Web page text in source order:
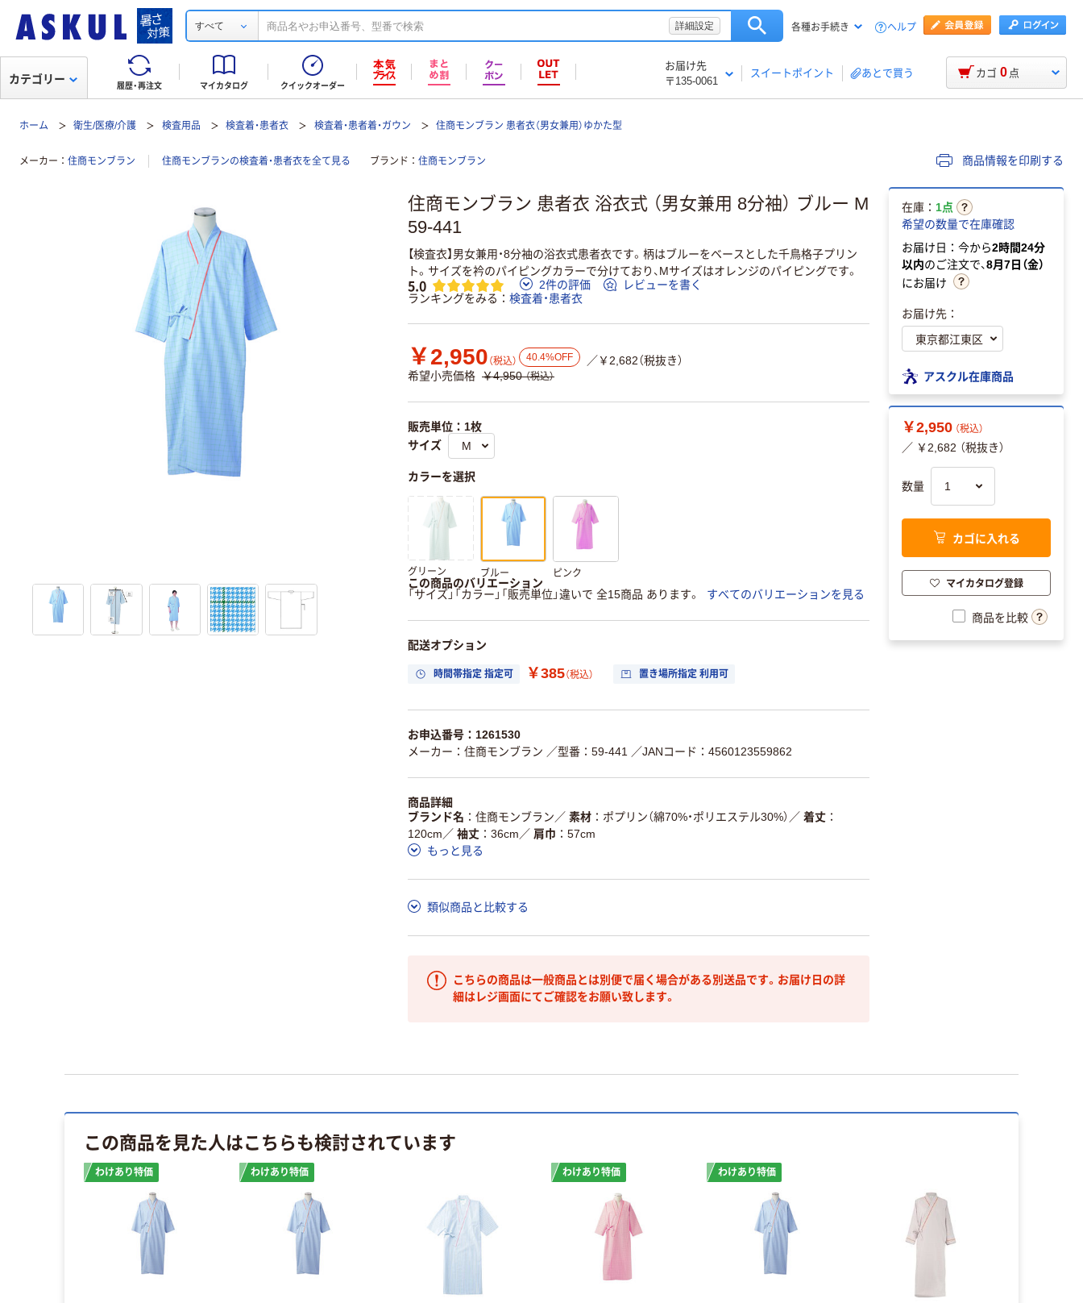
すべて 詳細設定 各種お手続き ヘルプ
履歴・再注文 マイカタログ クイックオーダー
お届け先
〒135-0061
スイートポイント あとで買う
カテゴリー カゴ 0 点
ホーム 衛生/医療/介護 検査用品 検査着・患者衣 検査着・患者着・ガウン 住商モンブラン 患者衣（男女兼用）ゆかた型
メーカー 住商モンブラン 住商モンブランの検査着・患者衣を全て見る ブランド 住商モンブラン 商品情報を印刷する
住商モンブラン 患者衣 浴衣式 （男女兼用 8分袖） ブルー M
59-441
【検査衣】男女兼用・8分袖の浴衣式患者衣です。柄はブルーをベースとした千鳥格子プリン
ト。サイズを衿のパイピングカラーで分けており、Mサイズはオレンジのパイピングです。
5.0 2件の評価
レビューを書く
ランキングをみる
検査着・患者衣
￥2,950 （税込） 40.4%OFF
／￥2,682（税抜き）
希望小売価格 ￥4,950 （税込）
販売単位：1枚
サイズ
カラーを選択
グリーン ブルー ピンク
この商品のバリエーション
「サイズ」「カラー」「販売単位」違いで 全15商品 あります。
すべてのバリエーションを見る
配送オプション
時間帯指定 指定可 ￥385（税込） 置き場所指定 利用可
お申込番号：1261530
メーカー：住商モンブラン ／型番：59-441 ／JANコード：4560123559862
商品詳細
ブランド名
住商モンブラン ／ 素材 ポプリン（綿70%・ポリエステル30%） ／ 着丈
120cm ／ 袖丈 36cm ／ 肩巾
57cm
もっと見る
類似商品と比較する
こちらの商品は一般商品とは別便で届く場合がある別送品です。お届け日の詳
細はレジ画面にてご確認をお願い致します。
在庫： 1点
希望の数量で在庫確認
お届け日：今から2時間24分
以内のご注文で、8月7日（金）
にお届け
お届け先：
アスクル在庫商品
￥2,950 （税込）
／ ￥2,682 （税抜き）
数量
カゴに入れる
マイカタログ登録
商品を比較
この商品を見た人はこちらも検討されています
わけあり特価 わけあり特価 わけあり特価 わけあり特価